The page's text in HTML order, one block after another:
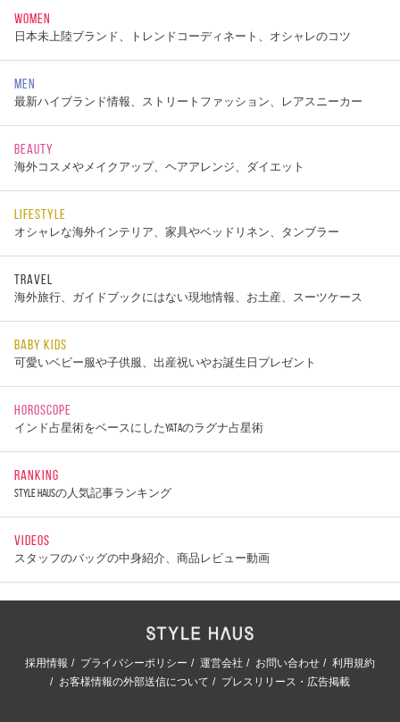
WOMEN
日本未上陸ブランド、トレンドコーディネート、オシャレのコツ
MEN
最新ハイブランド情報、ストリートファッション、レアスニーカー
BEAUTY
海外コスメやメイクアップ、ヘアアレンジ、ダイエット
LIFESTYLE
オシャレな海外インテリア、家具やベッドリネン、タンブラー
TRAVEL
海外旅行、ガイドブックにはない現地情報、お土産、スーツケース
BABY KIDS
可愛いベビー服や子供服、出産祝いやお誕生日プレゼント
HOROSCOPE
インド占星術をベースにしたYATAのラグナ占星術
RANKING
STYLE HAUSの人気記事ランキング
VIDEOS
スタッフのバッグの中身紹介、商品レビュー動画
採用情報 プライバシーポリシー 運営会社 お問い合わせ
利用規約
お客様情報の外部送信について
プレスリリース・広告掲載